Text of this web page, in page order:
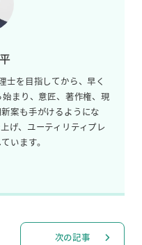
士を目指してから、早く
まり、意匠、著作権、現
案も手がけるようにな
げ、ユーティリティプレ
います。
次の記事